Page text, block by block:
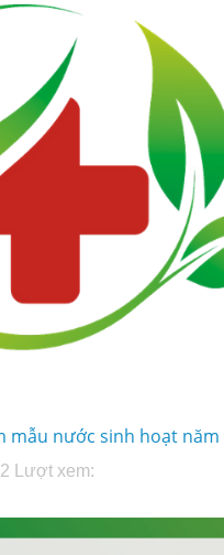
mẫu nước sinh hoạt năm
Lượt xem: